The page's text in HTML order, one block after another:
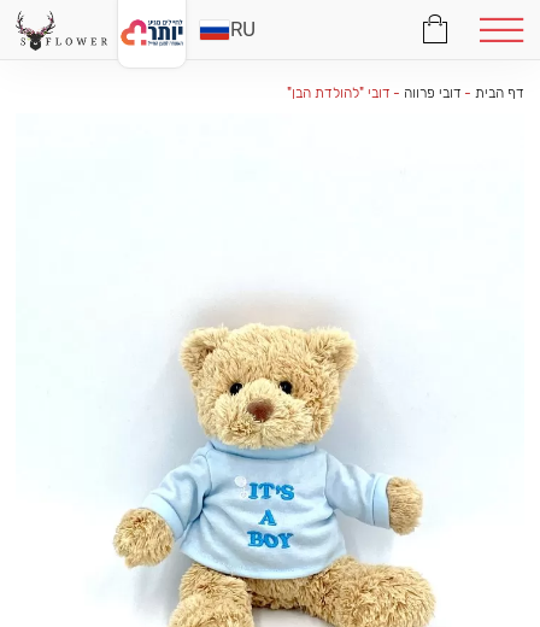
דף הבית - דובי פרווה - דובי "להולדת הבן"
RU